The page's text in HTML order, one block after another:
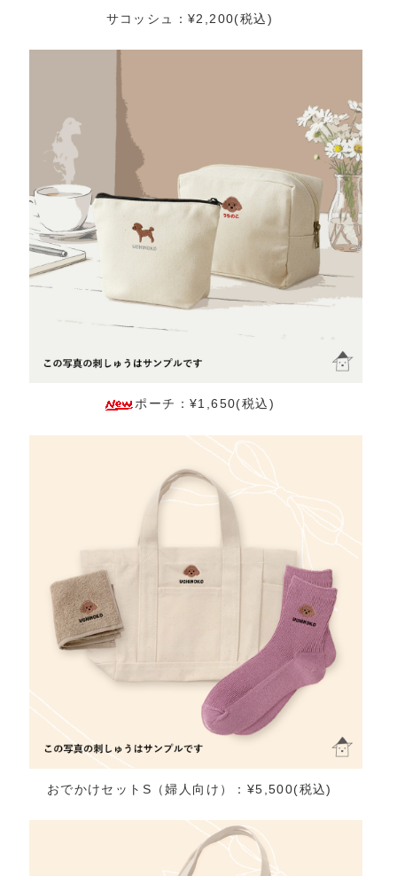
サコッシュ：¥2,200(税込)
ポーチ：¥1,650(税込)
おでかけセットS（婦人向け）：¥5,500(税込)